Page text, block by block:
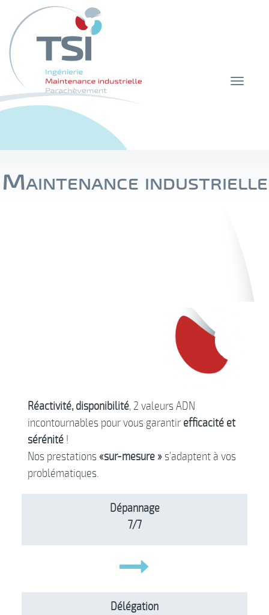
Toggle
Maintenance industrielle
Réactivité, disponibilité, 2 valeurs ADN
incontournables pour vous garantir efficacité et
sérénité!
Nos prestations«sur-mesure »s’adaptent à vos
problématiques.
Dépannage
7/7
Délégation